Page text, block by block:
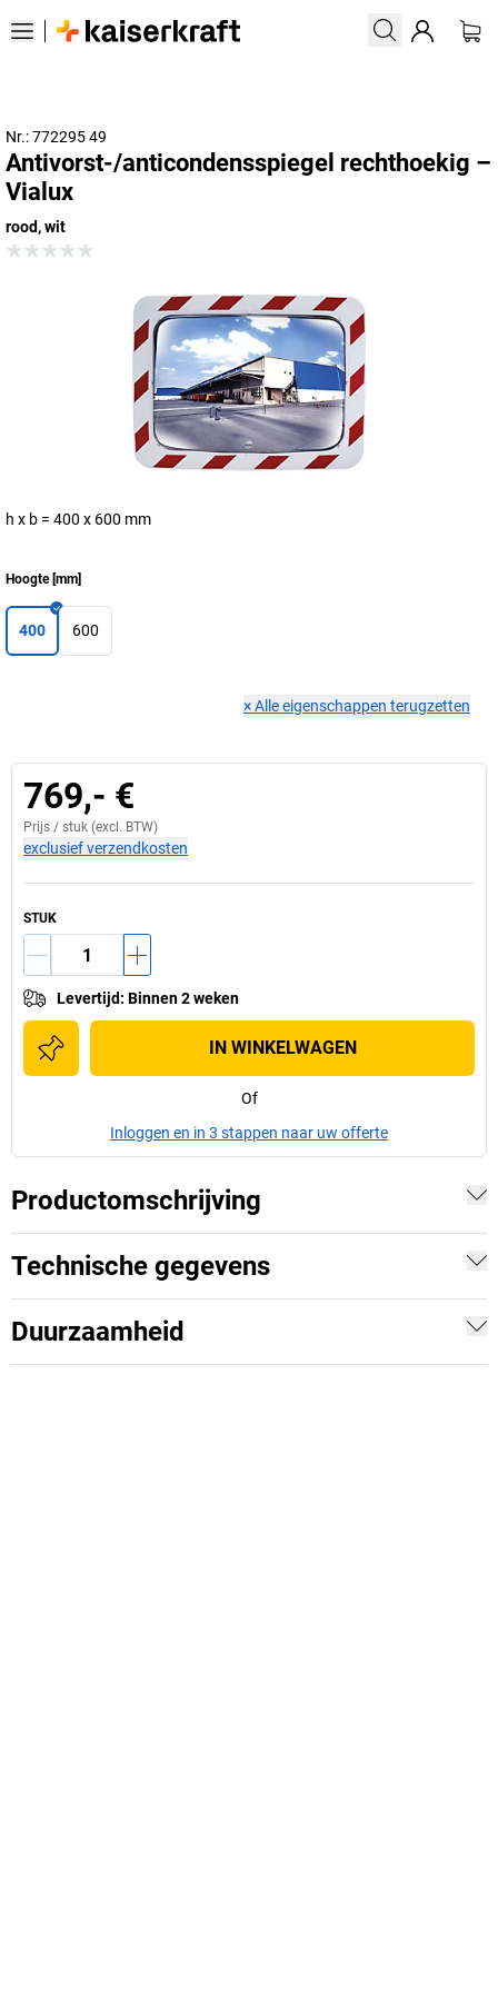
Nr.: 772295 49
Antivorst-/anticondensspiegel rechthoekig –
Vialux
rood, wit
h x b = 400 x 600 mm
Hoogte[mm]
400 600
×Alle eigenschappen terugzetten
769,- €
Prijs / stuk (excl. BTW)
exclusief verzendkosten
STUK
Levertijd: Binnen 2 weken
IN WINKELWAGEN
Of
Inloggen en in 3 stappen naar uw offerte
Productomschrijving
Technische gegevens
Duurzaamheid